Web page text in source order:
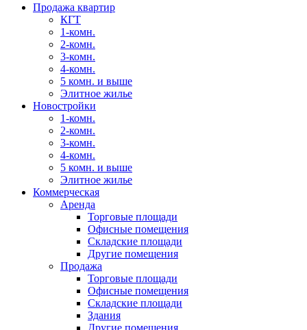
Продажа квартир
КГТ
1-комн.
2-комн.
3-комн.
4-комн.
5 комн. и выше
Элитное жилье
Новостройки
1-комн.
2-комн.
3-комн.
4-комн.
5 комн. и выше
Элитное жилье
Коммерческая
Аренда
Торговые площади
Офисные помещения
Складские площади
Другие помещения
Продажа
Торговые площади
Офисные помещения
Складские площади
Здания
Другие помещения